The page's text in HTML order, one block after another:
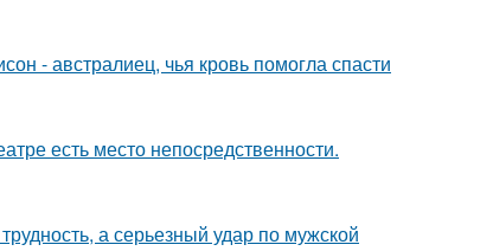
- австралиец, чья кровь помогла спасти
есть место непосредственности.
а серьезный удар по мужской